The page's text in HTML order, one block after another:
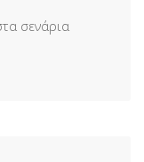
σενάρια